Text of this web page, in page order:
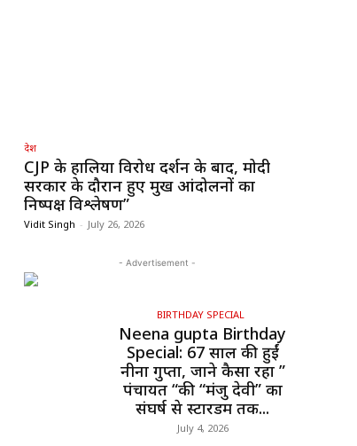
देश
CJP के हालिया विरोध प्रदर्शन के बाद, मोदी
सरकार के दौरान हुए प्रमुख आंदोलनों का
निष्पक्ष विश्लेषण”
Vidit Singh - July 26, 2026
- Advertisement -
BIRTHDAY SPECIAL
Neena gupta Birthday
Special: 67 साल की हुईं
नीना गुप्ता, जाने कैसा रहा ”
पंचायत “की “मंजु देवी” का
संघर्ष से स्टारडम तक...
July 4, 2026